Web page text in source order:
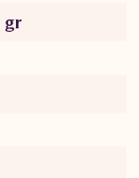
gr